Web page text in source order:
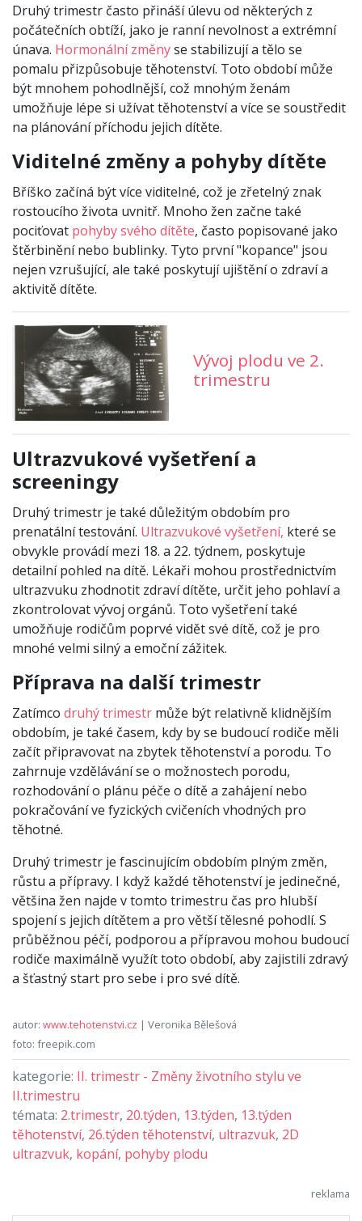
Druhý trimestr často přináší úlevu od některých z
počátečních obtíží, jako je ranní nevolnost a extrémní
únava. Hormonální změnyse stabilizují a tělo se
pomalu přizpůsobuje těhotenství. Toto období může
být mnohem pohodlnější, což mnohým ženám
umožňuje lépe si užívat těhotenství a více se soustředit
na plánování příchodu jejich dítěte.
Viditelné změny a pohyby dítěte
Bříško začíná být více viditelné, což je zřetelný znak
rostoucího života uvnitř. Mnoho žen začne také
pociťovat pohyby svého dítěte, často popisované jako
štěrbinění nebo bublinky. Tyto první "kopance" jsou
nejen vzrušující, ale také poskytují ujištění o zdraví a
aktivitě dítěte.
Vývoj plodu ve 2.
trimestru
Ultrazvukové vyšetření a
screeningy
Druhý trimestr je také důležitým obdobím pro
prenatální testování. Ultrazvukové vyšetření, které se
obvykle provádí mezi 18. a 22. týdnem, poskytuje
detailní pohled na dítě. Lékaři mohou prostřednictvím
ultrazvuku zhodnotit zdraví dítěte, určit jeho pohlaví a
zkontrolovat vývoj orgánů. Toto vyšetření také
umožňuje rodičům poprvé vidět své dítě, což je pro
mnohé velmi silný a emoční zážitek.
Příprava na další trimestr
Zatímco druhý trimestr může být relativně klidnějším
obdobím, je také časem, kdy by se budoucí rodiče měli
začít připravovat na zbytek těhotenství a porodu. To
zahrnuje vzdělávání se o možnostech porodu,
rozhodování o plánu péče o dítě a zahájení nebo
pokračování ve fyzických cvičeních vhodných pro
těhotné.
Druhý trimestr je fascinujícím obdobím plným změn,
růstu a přípravy. I když každé těhotenství je jedinečné,
většina žen najde v tomto trimestru čas pro hlubší
spojení s jejich dítětem a pro větší tělesné pohodlí. S
průběžnou péčí, podporou a přípravou mohou budoucí
rodiče maximálně využít toto období, aby zajistili zdravý
a šťastný start pro sebe i pro své dítě.
autor: www.tehotenstvi.cz | Veronika Bělešová
foto: freepik.com
kategorie: II. trimestr - Změny životního stylu ve
II.trimestru
témata: 2.trimestr, 20.týden, 13.týden, 13.týden
těhotenství, 26.týden těhotenství, ultrazvuk, 2D
ultrazvuk, kopání, pohyby plodu